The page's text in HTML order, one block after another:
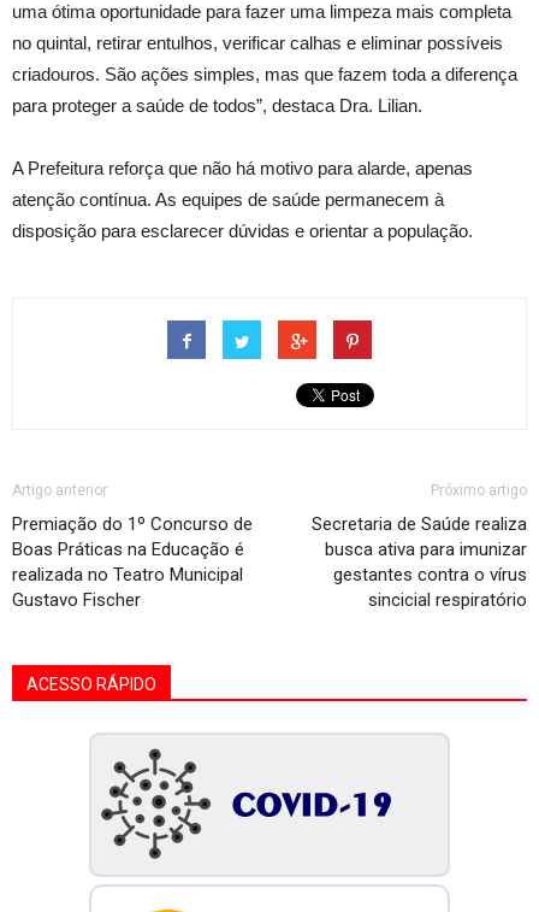
uma ótima oportunidade para fazer uma limpeza mais completa
no quintal, retirar entulhos, verificar calhas e eliminar possíveis
criadouros. São ações simples, mas que fazem toda a diferença
para proteger a saúde de todos”, destaca Dra. Lilian.
A Prefeitura reforça que não há motivo para alarde, apenas
atenção contínua. As equipes de saúde permanecem à
disposição para esclarecer dúvidas e orientar a população.
Artigo anterior
Premiação do 1º Concurso de
Boas Práticas na Educação é
realizada no Teatro Municipal
Gustavo Fischer
Próximo artigo
Secretaria de Saúde realiza
busca ativa para imunizar
gestantes contra o vírus
sincicial respiratório
ACESSO RÁPIDO